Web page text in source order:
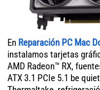
En Reparación PC Mac
instalamos tarjetas
AMD Radeon™ RX,
ATX 3.1 PCIe 5.1 be